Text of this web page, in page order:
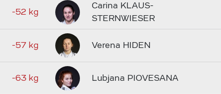
-52 kg
Carina KLAUS-
STERNWIESER
-57 kg Verena HIDEN
-63 kg Lubjana PIOVESANA